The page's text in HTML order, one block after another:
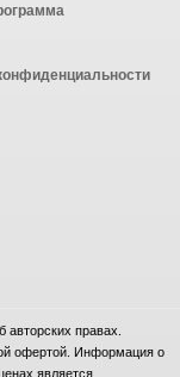
правах.
офертой. Информация о
является